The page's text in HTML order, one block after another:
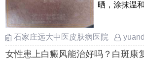
晒，涂抹温
石家庄远大中医皮肤病医院
女性患上白癜风能治好吗？白斑康